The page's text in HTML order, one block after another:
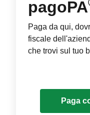
pagoPA
Paga da qui,
fiscale
che trovi sul tuo
Paga